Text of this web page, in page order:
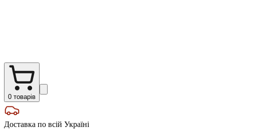
0 товарів
Доставка по всій Україні